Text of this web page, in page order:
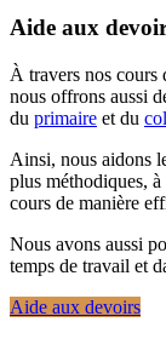
Aide aux
À travers nos cours
nous offrons aussi
du primaire et du
Ainsi, nous aidons
plus méthodiques,
cours de manière
Nous avons aussi
temps de travail et
Aide aux devoirs